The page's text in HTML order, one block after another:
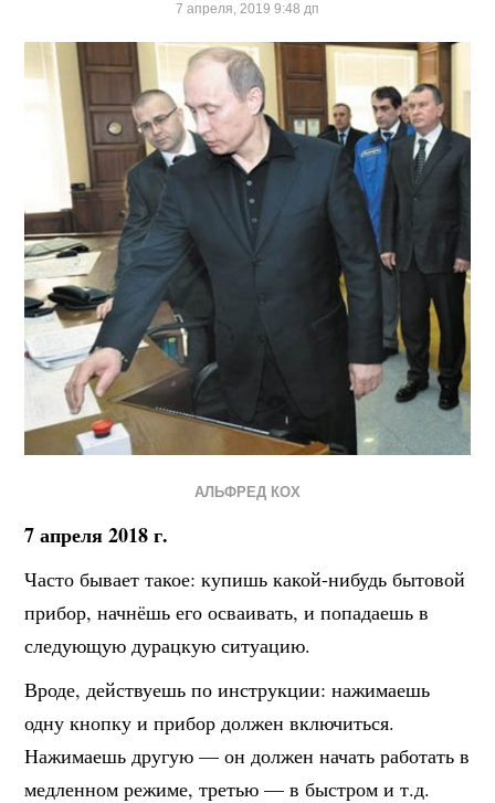
7 апреля, 2019 9:48 дп
АЛЬФРЕД КОХ
7 апреля 2018 г.
Часто бывает такое: купишь какой-нибудь бытовой
прибор, начнёшь его осваивать, и попадаешь в
следующую дурацкую ситуацию.
Вроде, действуешь по инструкции: нажимаешь
одну кнопку и прибор должен включиться.
Нажимаешь другую — он должен начать работать в
медленном режиме, третью — в быстром и т.д.